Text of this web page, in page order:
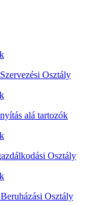
Osztály
alá tartozók
Osztály
Osztály